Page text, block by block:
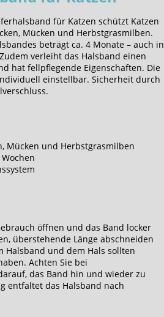
für Katzen schützt Katzen
Mücken und Herbstgrasmilben.
beträgt ca. 4 Monate – auch in
verleiht das Halsband einen
hat fellpflegende Eigenschaften. Die
einstellbar. Sicherheit durch
Mücken und Herbstgrasmilben
öffnen und das Band locker
überstehende Länge abschneiden
Halsband und dem Hals sollten
Achten Sie bei
das Band hin und wieder zu
entfaltet das Halsband nach